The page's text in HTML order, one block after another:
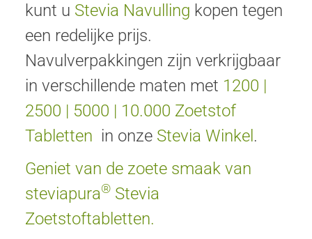
kunt u Stevia Navulling kopen tegen
een redelijke prijs.
Navulverpakkingen zijn verkrijgbaar
in verschillende maten met 1200 |
2500 | 5000 | 10.000 Zoetstof
Tabletten in onze Stevia Winkel .
Geniet van de zoete smaak van
steviapura® Stevia
Zoetstoftabletten.